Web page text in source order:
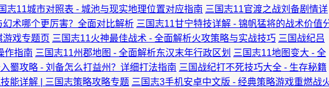
志11城市对照表 - 城池与现实地理位置对应指南 三国志11官渡之战刘备剧情详
幻术哪个更厉害？全面对比解析 三国志11甘宁特技详解 - 锦帆猛将的战术价值
游戏专题页 三国志11火神最佳战术 - 全面解析火攻策略与实战技巧 三国战纪吕
作指南 三国志11州郡地图 - 全面解析东汉末年行政区划 三国志11地图变大 - 全
蜀攻略 - 刘备怎么打益州？详细打法指南 三国战纪打不死技巧大全 - 生存秘籍
能详解 | 三国志策略攻略专题 三国志3手机安卓中文版 - 经典策略游戏重燃战